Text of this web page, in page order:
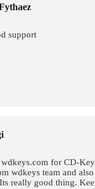
support
for CD-
wdkeys team and
really good thing.